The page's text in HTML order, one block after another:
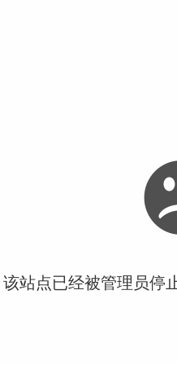
站点已经被管理员停